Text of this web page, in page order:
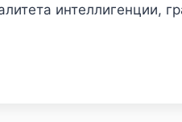
интеллигенции,